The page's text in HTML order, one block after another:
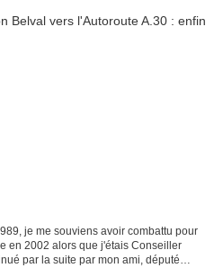
je me souviens avoir combattu pour
en 2002 alors que j'étais Conseiller
par la suite par mon ami, député